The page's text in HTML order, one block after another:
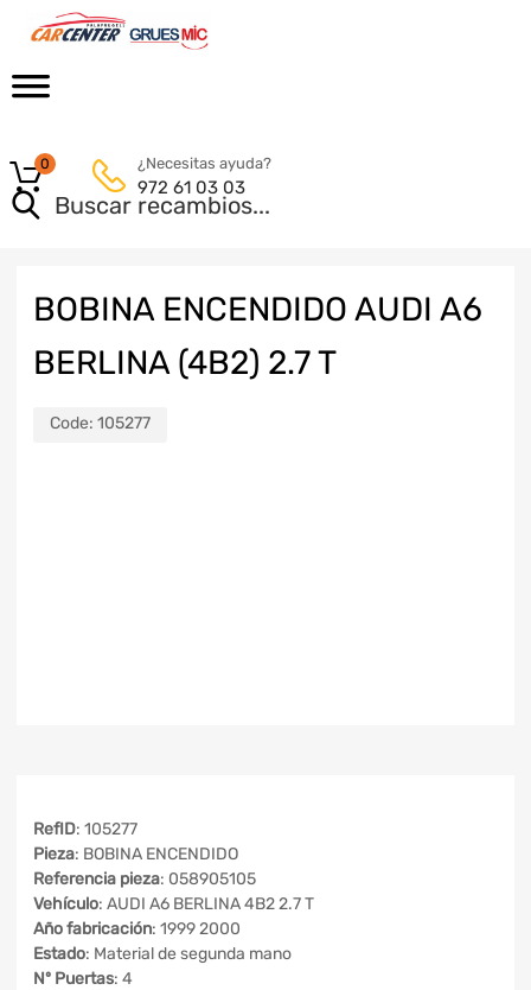
¿Necesitas ayuda?
972 61 03 03
0
BOBINA ENCENDIDO AUDI A6
BERLINA (4B2) 2.7 T
Code: 105277
RefID: 105277
Pieza: BOBINA ENCENDIDO
Referencia pieza: 058905105
Vehículo: AUDI A6 BERLINA 4B2 2.7 T
Año fabricación: 1999 2000
Estado: Material de segunda mano
Nº Puertas: 4